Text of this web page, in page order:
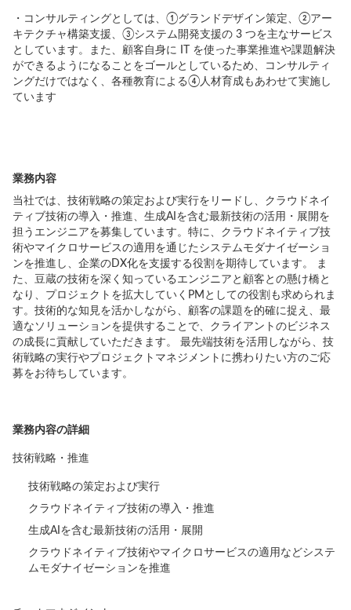
・コンサルティングとしては、①グランドデザイン策定、②アー
キテクチャ構築支援、③システム開発支援の 3 つを主なサービス
としています。また、顧客自身に IT を使った事業推進や課題解決
ができるようになることをゴールとしているため、コンサルティ
ングだけではなく、各種教育による④人材育成もあわせて実施し
ています
業務内容
当社では、技術戦略の策定および実行をリードし、クラウドネイ
ティブ技術の導入・推進、生成AIを含む最新技術の活用・展開を
担うエンジニアを募集しています。特に、クラウドネイティブ技
術やマイクロサービスの適用を通じたシステムモダナイゼーショ
ンを推進し、企業のDX化を支援する役割を期待しています。 ま
た、豆蔵の技術を深く知っているエンジニアと顧客との懸け橋と
なり、プロジェクトを拡大していくPMとしての役割も求められま
す。技術的な知見を活かしながら、顧客の課題を的確に捉え、最
適なソリューションを提供することで、クライアントのビジネス
の成長に貢献していただきます。 最先端技術を活用しながら、技
術戦略の実行やプロジェクトマネジメントに携わりたい方のご応
募をお待ちしています。
業務内容の詳細
技術戦略・推進
技術戦略の策定および実行
クラウドネイティブ技術の導入・推進
生成AIを含む最新技術の活用・展開
クラウドネイティブ技術やマイクロサービスの適用などシステ
ムモダナイゼーションを推進